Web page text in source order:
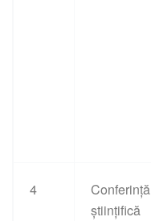
4
Conferință
științifică